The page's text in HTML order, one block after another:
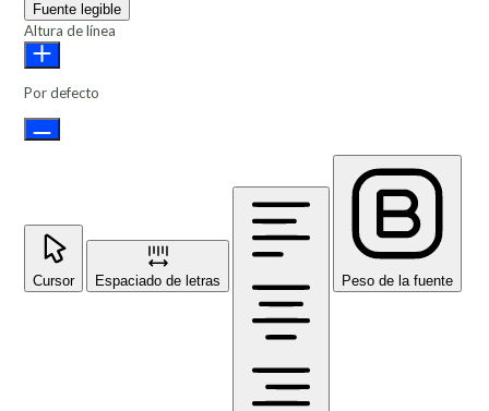
Fuente legible
Altura de línea
Por defecto
Cursor Espaciado de letras Peso de la fuente